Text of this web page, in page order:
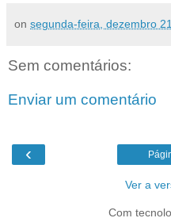
on segunda-feira, dezembro
Sem comentários:
Enviar um comentário
‹
Ver a
Com